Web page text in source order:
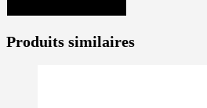
Produits similaires